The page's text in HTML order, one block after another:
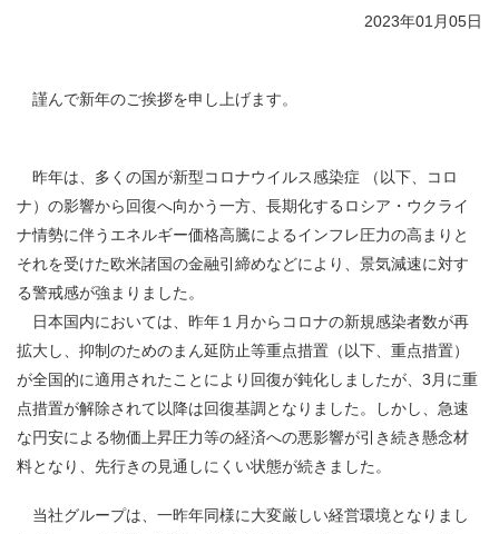
2023年01月05日
謹んで新年のご挨拶を申し上げます。
昨年は、多くの国が新型コロナウイルス感染症 （以下、コロ
ナ）の影響から回復へ向かう一方、長期化するロシア・ウクライ
ナ情勢に伴うエネルギー価格高騰によるインフレ圧力の高まりと
それを受けた欧米諸国の金融引締めなどにより、景気減速に対す
る警戒感が強まりました。
日本国内においては、昨年１月からコロナの新規感染者数が再
拡大し、抑制のためのまん延防止等重点措置（以下、重点措置）
が全国的に適用されたことにより回復が鈍化しましたが、 3 月に重
点措置が解除されて以降は回復基調となりました。しかし、急速
な円安による物価上昇圧力等の経済への悪影響が引き続き懸念材
料となり、先行きの見通しにくい状態が続きました。
当社グループは、一昨年同様に大変厳しい経営環境となりまし